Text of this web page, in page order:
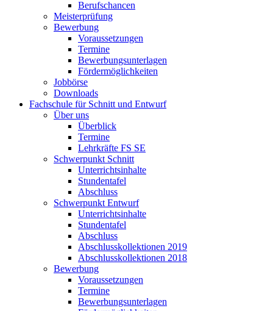
Berufschancen
Meisterprüfung
Bewerbung
Voraussetzungen
Termine
Bewerbungsunterlagen
Fördermöglichkeiten
Jobbörse
Downloads
Fachschule für Schnitt und Entwurf
Über uns
Überblick
Termine
Lehrkräfte FS SE
Schwerpunkt Schnitt
Unterrichtsinhalte
Stundentafel
Abschluss
Schwerpunkt Entwurf
Unterrichtsinhalte
Stundentafel
Abschluss
Abschlusskollektionen 2019
Abschlusskollektionen 2018
Bewerbung
Voraussetzungen
Termine
Bewerbungsunterlagen